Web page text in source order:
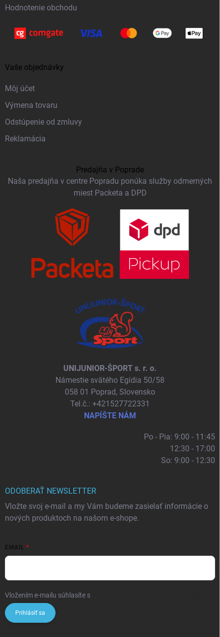
Hodnotenie obchodu
Vaše objednávky
Môj účet
Výmena tovaru
Odstúpenie od zmluvy
Reklamácia
Predajňa v Poprade
Naša predajňa v centre Popradu ponúka služby odmerných
miest Packeta a DPD
UNIJUNIOR-ŠPORT s. r. o.
Námestie svätého Egídia 50/58
058 01 Poprad, Slovensko
Tel.č.: +421527722331
NAPÍŠTE NÁM
Po - Pia: 9:00 - 11:45
12:30 - 17:00
So: 9:00 - 12:30
ODOBERAŤ NEWSLETTER
Vložte svoj e-mail a my Vám budeme zasielať informácie o
nových produktoch na našom e-shope.
EMAIL
Vložením e-mailu súhlasíte s
Prihlásiť sa